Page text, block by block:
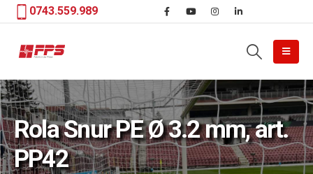
0743.559.989
Rola Snur PE Ø 3.2 mm, art.
PP42